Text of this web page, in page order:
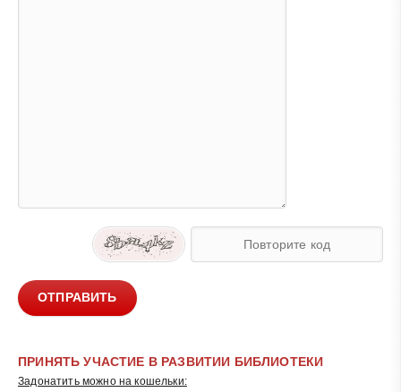
ОТПРАВИТЬ
ПРИНЯТЬ УЧАСТИЕ В РАЗВИТИИ БИБЛИОТЕКИ
Задонатить можно на кошельки: